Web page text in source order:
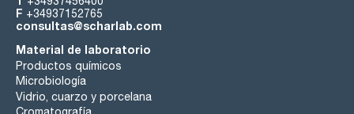
F +34937152765
consultas@scharlab.com
Material de laboratorio
Productos químicos
Microbiología
Vidrio, cuarzo y porcelana